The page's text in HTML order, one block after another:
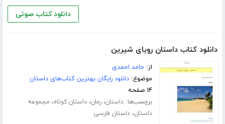
دانلود کتاب صوتی
دانلود کتاب داستان رویای شیرین
از:حامد احمدی
موضوع:دانلود رایگان بهترین کتاب‌های داستان
۱۴ صفحه
برچسب‌ها:داستان،رمان،داستان کوتاه، مجموعه
داستان،داستان فارسی